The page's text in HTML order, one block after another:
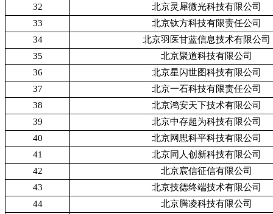
32
北京灵犀微光科技有限公司
33
北京钛方科技有限责任公司
34
北京羽医甘蓝信息技术有限公司
35
北京聚道科技有限公司
36
北京星闪世图科技有限公司
37
北京一石科技有限责任公司
38
北京鸿安天下技术有限公司
39
北京中存超为科技有限公司
40
北京网思科平科技有限公司
41
北京同人创新科技有限公司
42
北京宸信征信有限公司
43
北京技德终端技术有限公司
44
北京腾凌科技有限公司